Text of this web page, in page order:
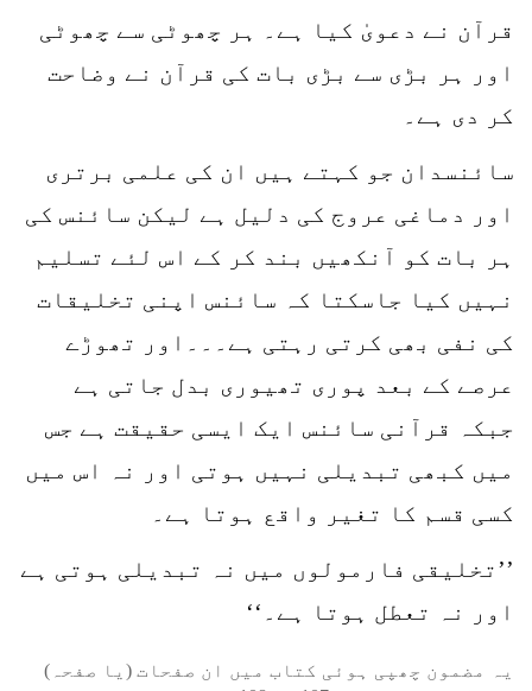
قرآن نے دعویٰ کیا ہے۔ ہر چھوٹی سے چھوٹی
اور ہر بڑی سے بڑی بات کی قرآن نے وضاحت
کر دی ہے۔
سائنسدان جو کہتے ہیں ان کی علمی برتری
اور دماغی عروج کی دلیل ہے لیکن سائنس کی
ہر بات کو آنکھیں بند کر کے اس لئے تسلیم
نہیں کیا جاسکتا کہ سائنس اپنی تخلیقات
کی نفی بھی کرتی رہتی ہے۔۔۔اور تھوڑے
عرصے کے بعد پوری تھیوری بدل جاتی ہے
جبکہ قرآنی سائنس ایک ایسی حقیقت ہے جس
میں کبھی تبدیلی نہیں ہوتی اور نہ اس میں
کسی قسم کا تغیر واقع ہوتا ہے۔
’’تخلیقی فارمولوں میں نہ تبدیلی ہوتی ہے
اور نہ تعطل ہوتا ہے۔‘‘
یہ مضمون چھپی ہوئی کتاب میں ان صفحات (یا صفحہ)